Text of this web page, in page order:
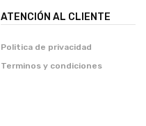
ATENCIÓN AL CLIENTE
Politica de privacidad
Terminos y condiciones